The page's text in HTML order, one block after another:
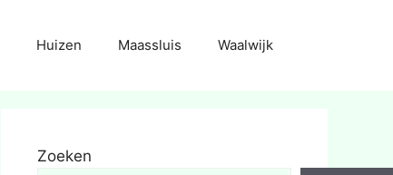
Huizen Maassluis Waalwijk
Zoeken